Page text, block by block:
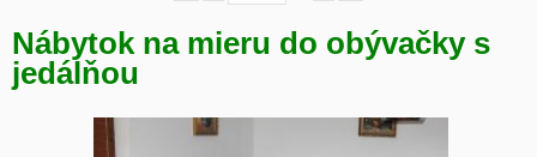
Nábytok na mieru do obývačky s
jedálňou